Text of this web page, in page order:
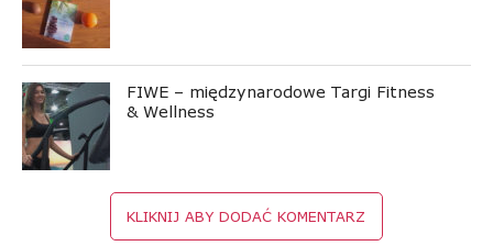
FIWE – międzynarodowe Targi Fitness
& Wellness
KLIKNIJ ABY DODAĆ KOMENTARZ